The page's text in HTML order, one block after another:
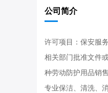
公司简介
许可项目：保安服
相关部门批准文件
种劳动防护用品销
专业保洁、清洗、